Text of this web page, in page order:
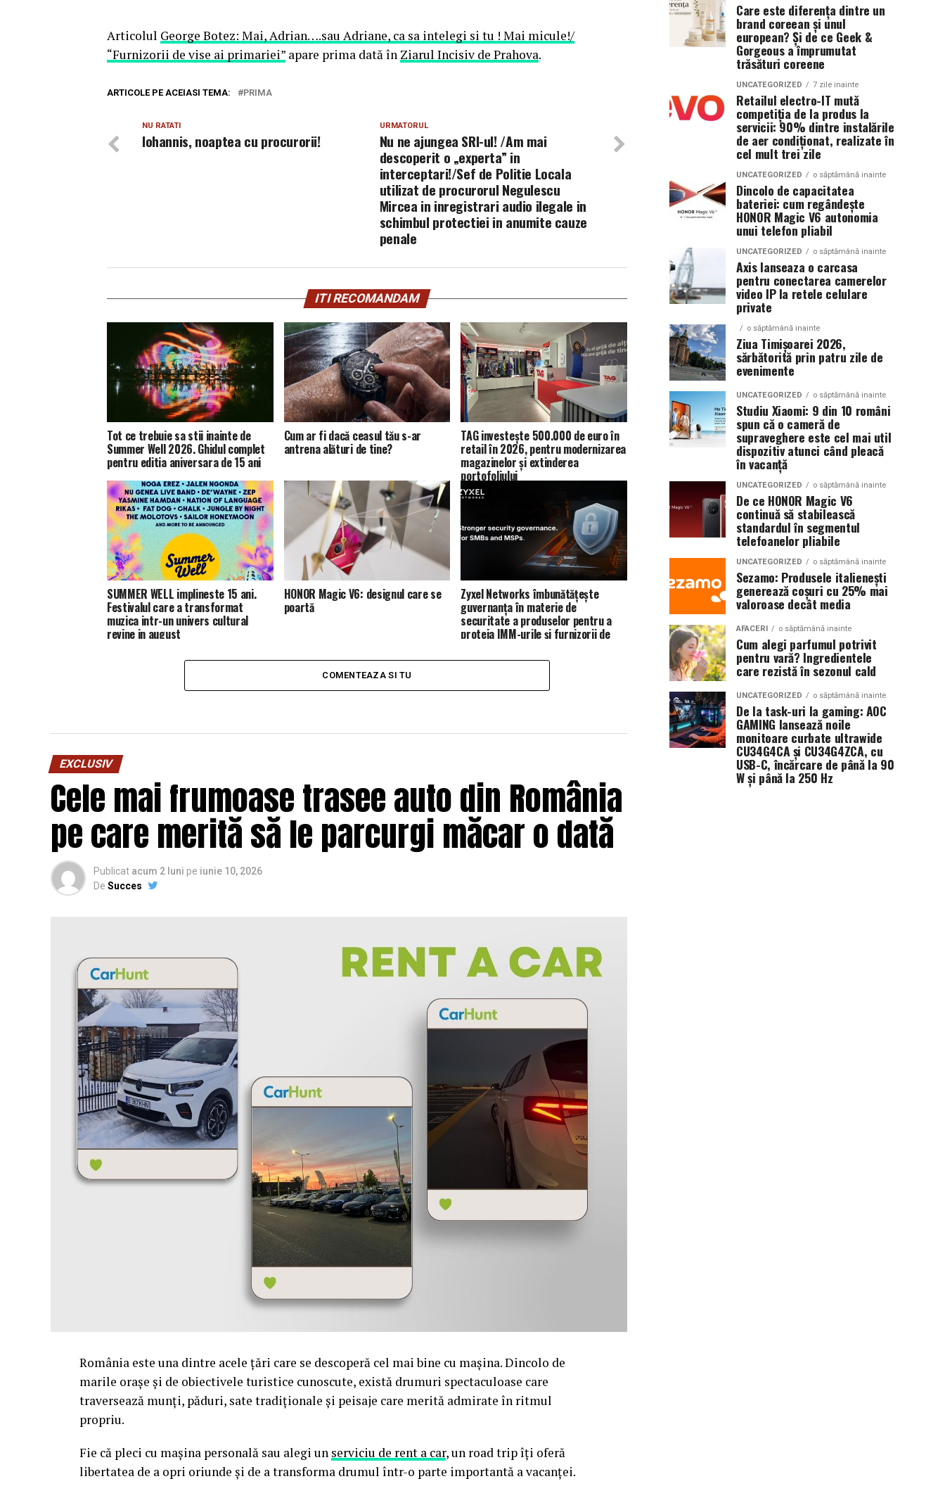
Articolul George Botez: Mai, Adrian….sau Adriane, ca sa intelegi si tu ! Mai micule!/
“Furnizorii de vise ai primariei” apare prima dată în Ziarul Incisiv de Prahova.
ARTICOLE PE ACEIASI TEMA: PRIMA
URMATORUL
Nu ne ajungea SRI-ul! /Am mai
descoperit o „experta” in
interceptari!/Sef de Politie Locala
utilizat de procurorul Negulescu
Mircea in inregistrari audio ilegale in
schimbul protectiei in anumite cauze
penale
NU RATATI
Iohannis, noaptea cu procurorii!
ITI RECOMANDAM
Tot ce trebuie sa stii inainte de
Summer Well 2026. Ghidul complet
pentru editia aniversara de 15 ani
Cum ar fi dacă ceasul tău s-ar
antrena alături de tine?
TAG investește 500.000 de euro în
retail în 2026, pentru modernizarea
magazinelor și extinderea
portofoliului
SUMMER WELL implineste 15 ani.
Festivalul care a transformat
muzica intr-un univers cultural
revine in august
HONOR Magic V6: designul care se
poartă
Zyxel Networks îmbunătățește
guvernanța în materie de
securitate a produselor pentru a
proteja IMM-urile și furnizorii de
COMENTEAZA SI TU
EXCLUSIV
Cele mai frumoase trasee auto din România
pe care merită să le parcurgi măcar o dată
Publicat acum 2 luni pe iunie 10, 2026
De Succes
România este una dintre acele țări care se descoperă cel mai bine cu mașina. Dincolo de
marile orașe și de obiectivele turistice cunoscute, există drumuri spectaculoase care
traversează munți, păduri, sate tradiționale și peisaje care merită admirate în ritmul
propriu.
Fie că pleci cu mașina personală sau alegi un serviciu de rent a car, un road trip îți oferă
libertatea de a opri oriunde și de a transforma drumul într-o parte importantă a vacanței.
Care este diferența dintre un
brand coreean și unul
european? Și de ce Geek &
Gorgeous a împrumutat
trăsături coreene
UNCATEGORIZED 7 zile inainte
Retailul electro-IT mută
competiția de la produs la
servicii: 90% dintre instalările
de aer condiționat, realizate în
cel mult trei zile
UNCATEGORIZED o săptămână inainte
Dincolo de capacitatea
bateriei: cum regândește
HONOR Magic V6 autonomia
unui telefon pliabil
UNCATEGORIZED o săptămână inainte
Axis lanseaza o carcasa
pentru conectarea camerelor
video IP la retele celulare
private
o săptămână inainte
Ziua Timișoarei 2026,
sărbătorită prin patru zile de
evenimente
UNCATEGORIZED o săptămână inainte
Studiu Xiaomi: 9 din 10 români
spun că o cameră de
supraveghere este cel mai util
dispozitiv atunci când pleacă
în vacanță
UNCATEGORIZED o săptămână inainte
De ce HONOR Magic V6
continuă să stabilească
standardul în segmentul
telefoanelor pliabile
UNCATEGORIZED o săptămână inainte
Sezamo: Produsele italienești
generează coșuri cu 25% mai
valoroase decât media
AFACERI o săptămână inainte
Cum alegi parfumul potrivit
pentru vară? Ingredientele
care rezistă în sezonul cald
UNCATEGORIZED o săptămână inainte
De la task-uri la gaming: AOC
GAMING lansează noile
monitoare curbate ultrawide
CU34G4CA și CU34G4ZCA, cu
USB-C, încărcare de până la 90
W și până la 250 Hz